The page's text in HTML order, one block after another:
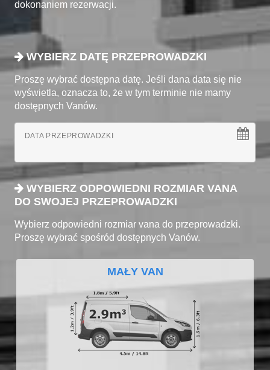
dokonaniem rezerwacji.
WYBIERZ DATĘ PRZEPROWADZKI
Proszę wybrać dostępna datę. Jeśli dana data się nie
wyświetla, oznacza to, że w tym terminie nie mamy
dostępnych Vanów.
DATA PRZEPROWADZKI
WYBIERZ ODPOWIEDNI ROZMIAR VANA
DO SWOJEJ PRZEPROWADZKI
Wybierz odpowiedni rozmiar vana do przeprowadzki.
Proszę wybrać spośród dostępnych Vanów.
MAŁY VAN